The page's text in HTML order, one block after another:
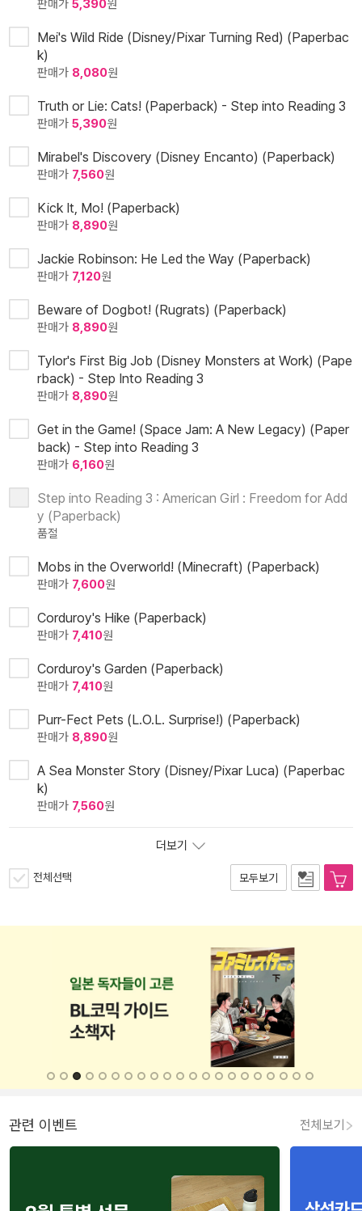
판매가 5,390원
Mei's Wild Ride (Disney/Pixar Turning Red) (Paperbac
k)
판매가 8,080원
Truth or Lie: Cats! (Paperback) - Step into Reading 3
판매가 5,390원
Mirabel's Discovery (Disney Encanto) (Paperback)
판매가 7,560원
Kick It, Mo! (Paperback)
판매가 8,890원
Jackie Robinson: He Led the Way (Paperback)
판매가 7,120원
Beware of Dogbot! (Rugrats) (Paperback)
판매가 8,890원
Tylor's First Big Job (Disney Monsters at Work) (Pape
rback) - Step Into Reading 3
판매가 8,890원
Get in the Game! (Space Jam: A New Legacy) (Paper
back) - Step into Reading 3
판매가 6,160원
Step into Reading 3 : American Girl : Freedom for Add
y (Paperback)
품절
Mobs in the Overworld! (Minecraft) (Paperback)
판매가 7,600원
Corduroy's Hike (Paperback)
판매가 7,410원
Corduroy's Garden (Paperback)
판매가 7,410원
Purr-Fect Pets (L.O.L. Surprise!) (Paperback)
판매가 8,890원
A Sea Monster Story (Disney/Pixar Luca) (Paperbac
k)
판매가 7,560원
더보기
전체선택 모두보기
관련 이벤트 전체보기